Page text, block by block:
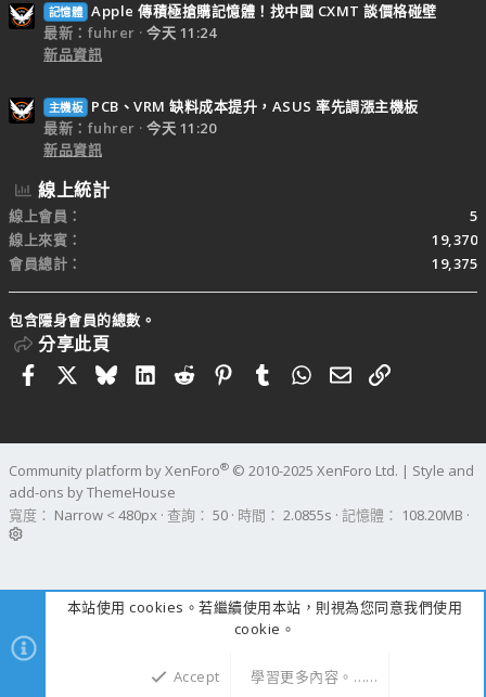
記憶體 Apple 傳積極搶購記憶體！找中國 CXMT 談價格碰壁
最新：fuhrer
今天 11:24
新品資訊
主機板
PCB、VRM 缺料成本提升，ASUS 率先調漲主機板
最新：fuhrer
今天 11:20
新品資訊
線上統計
線上會員
5
線上來賓
19,370
會員總計
19,375
包含隱身會員的總數。
分享此頁
FacebookBlueskyLinkedIn
RedditPinterestTumblrWhatsApp
電子郵件
連結
Community platform by XenForo® © 2010-2025 XenForo Ltd. | Style and
add-ons by ThemeHouse
寬度
查詢 50 時間 2.0855s 記憶體 108.20MB
本站使用 cookies。若繼續使用本站，則視為您同意我們使用
cookie。
Accept 學習更多內容。……